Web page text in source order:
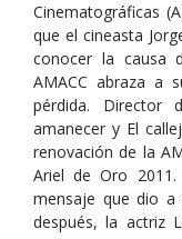
Cinematográficas
que el cineasta
conocer la causa
AMACC abraza a
pérdida. Director
amanecer y El
renovación de la
Ariel de Oro
mensaje que dio a
después, la actriz